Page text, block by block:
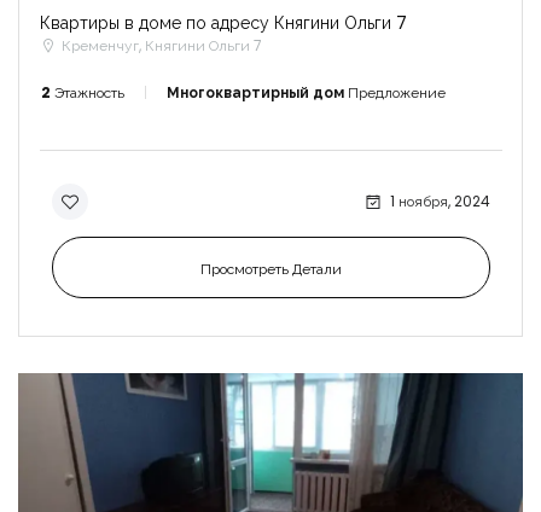
Квартиры в доме по адресу Княгини Ольги 7
Кременчуг, Княгини Ольги 7
2 Этажность Многоквартирный дом Предложение
1 ноября, 2024
Просмотреть Детали